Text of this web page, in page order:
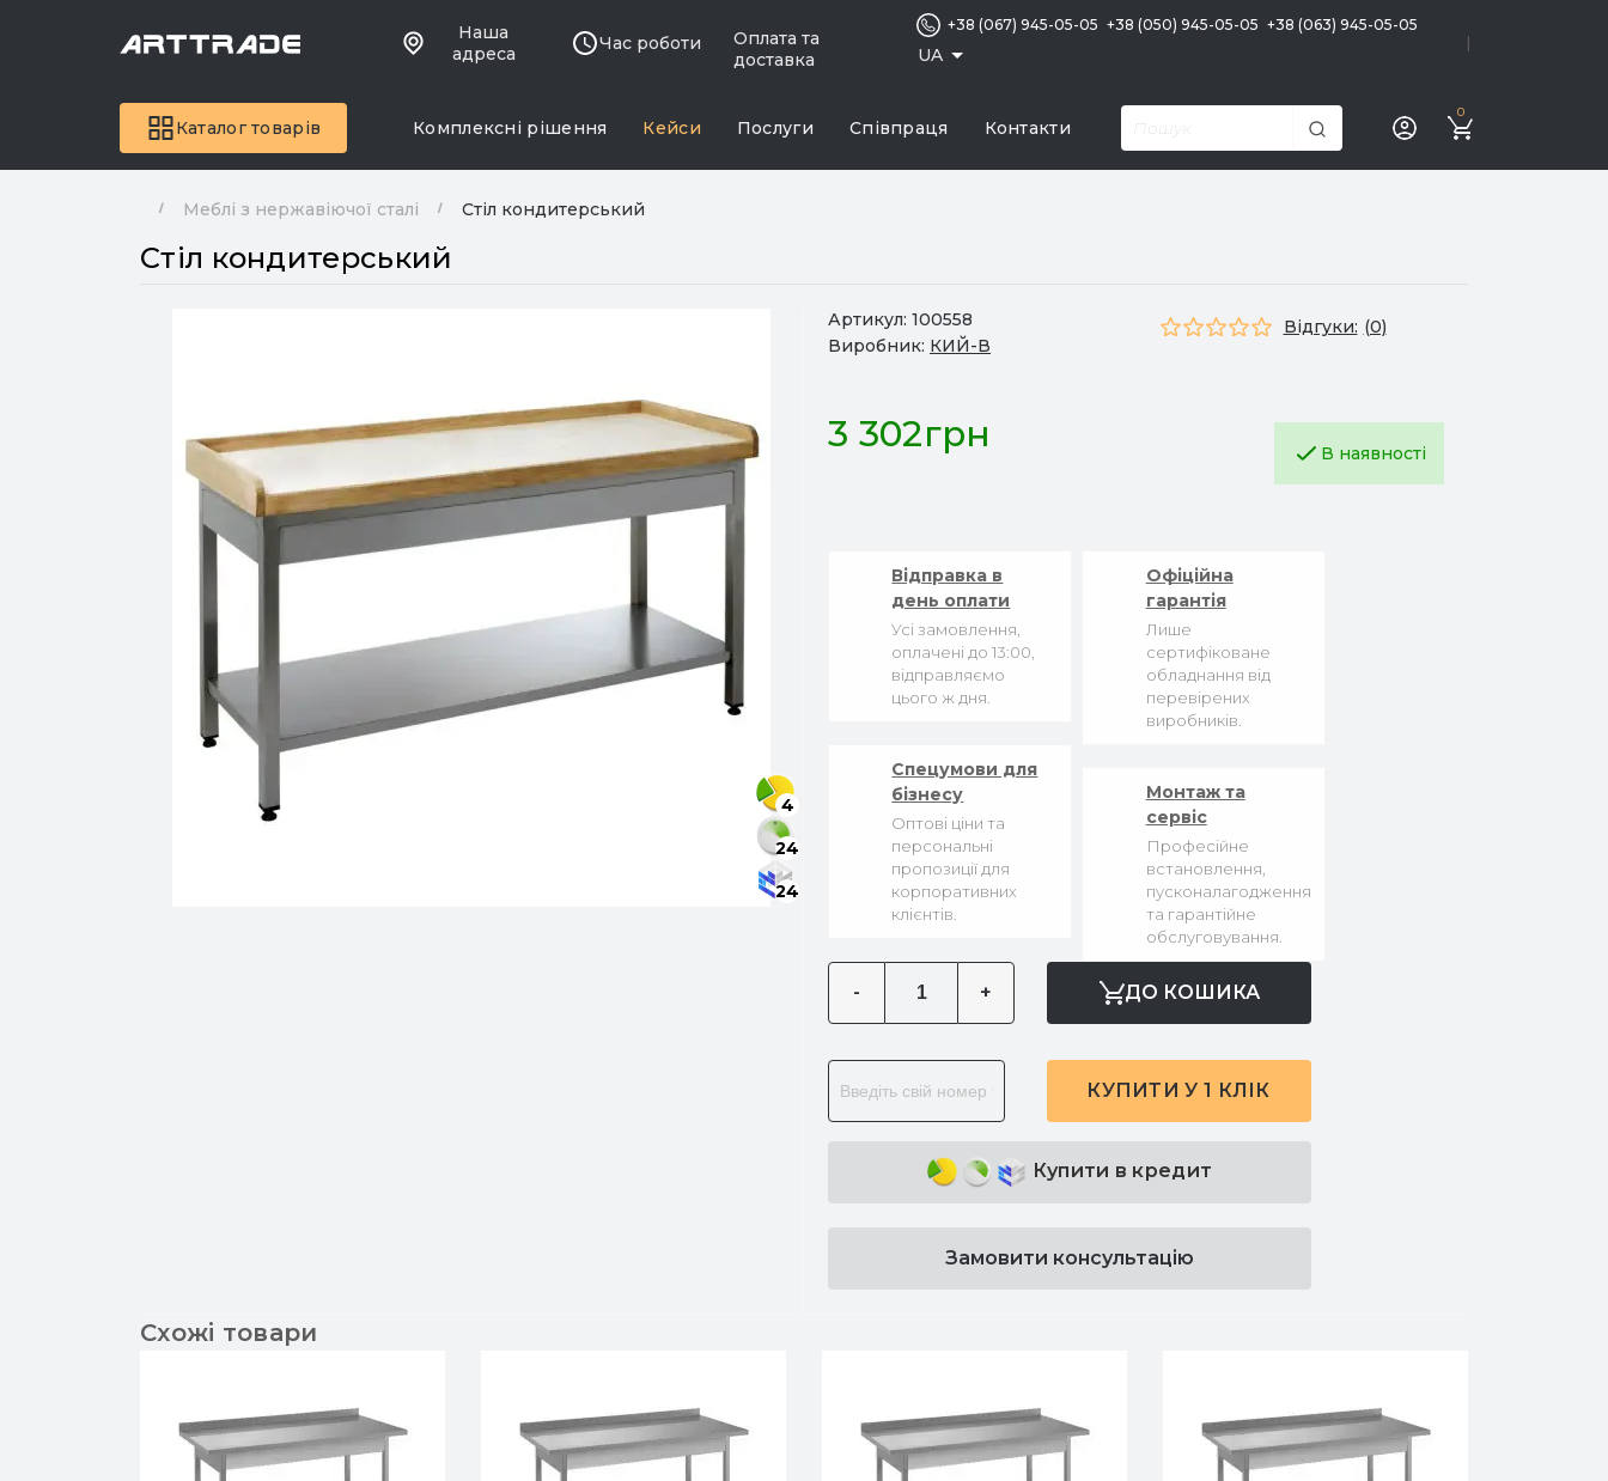
Наша
адреса
Час роботи
Оплата та
доставка
UA
+38 (067) 945-05-05 +38 (050) 945-05-05 +38 (063) 945-05-05
Каталог товарів Комплексні рішення Кейси Послуги Співпраця Контакти
0
Меблі з нержавіючої сталі Стіл кондитерський
Стіл кондитерський
4
24
24
Артикул: 100558
Виробник: КИЙ-В
Відгуки: (0)
3 302грн В наявності
Відправка в
день оплати
Усі замовлення,
оплачені до 13:00,
відправляємо
цього ж дня.
Офіційна
гарантія
Лише
сертифіковане
обладнання від
перевірених
виробників.
Спецумови для
бізнесу
Оптові ціни та
персональні
пропозиції для
корпоративних
клієнтів.
Монтаж та
сервіс
Професійне
встановлення,
пусконалагодження
та гарантійне
обслуговування.
- + ДО КОШИКА
КУПИТИ У 1 КЛІК
Купити в кредит
Замовити консультацію
Схожі товари